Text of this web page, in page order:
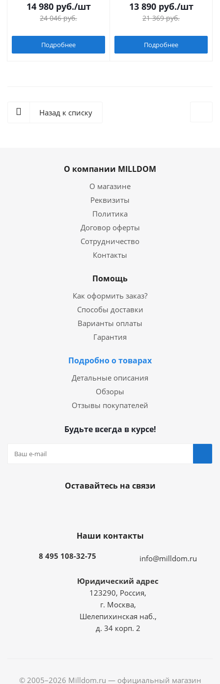
14 980руб./шт
24 046руб.
Подробнее
13 890руб./шт
21 369руб.
Подробнее
Назад к списку
О компании MILLDOM
О магазине
Реквизиты
Политика
Договор оферты
Сотрудничество
Контакты
Помощь
Как оформить заказ?
Способы доставки
Варианты оплаты
Гарантия
Подробно о товарах
Детальные описания
Обзоры
Отзывы покупателей
Будьте всегда в курсе!
Оставайтесь на связи
Наши контакты
8 495 108-32-75 info@milldom.ru
Юридический адрес
123290, Россия,
г. Москва,
Шелепихинская наб.,
д. 34 корп. 2
© 2005–2026 Milldom.ru — официальный магазин